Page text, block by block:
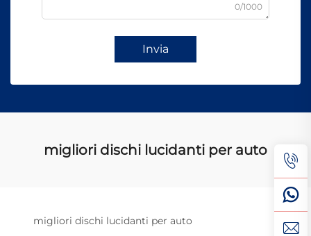
0/1000
Invia
migliori dischi lucidanti per auto
migliori dischi lucidanti per auto